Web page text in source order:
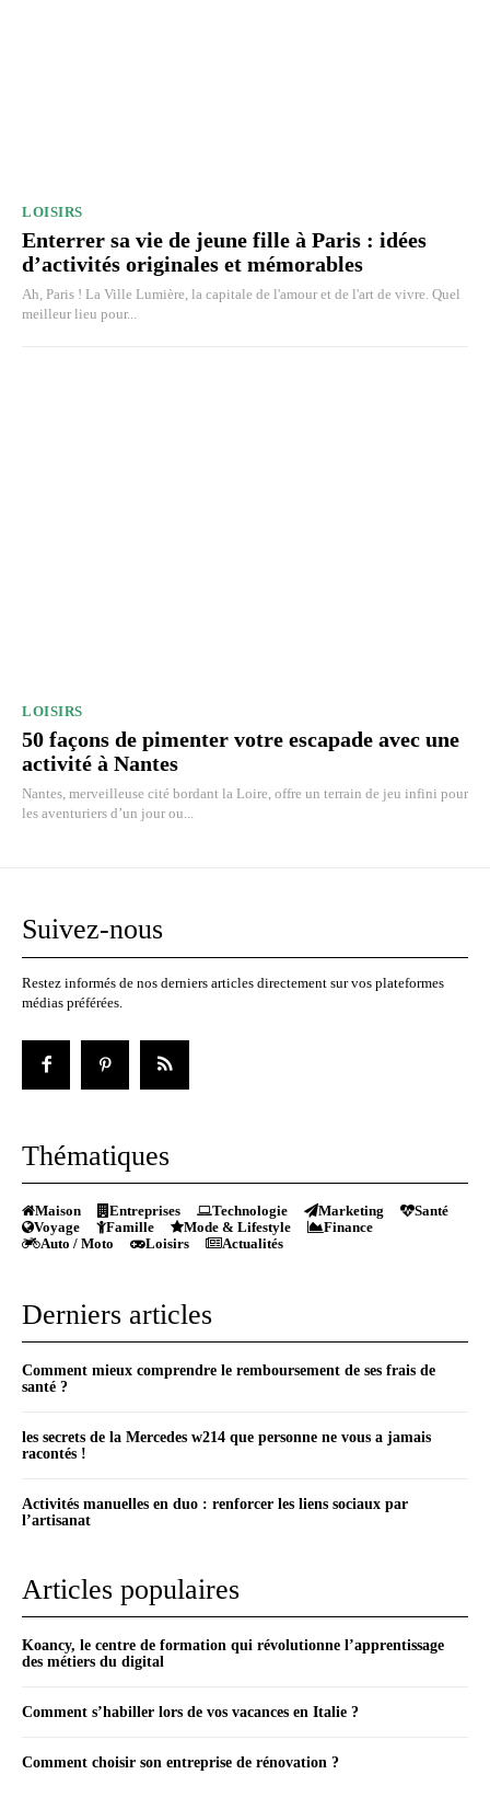
LOISIRS
Enterrer sa vie de jeune fille à Paris : idées
d’activités originales et mémorables
Ah, Paris ! La Ville Lumière, la capitale de l'amour et de l'art de vivre. Quel
meilleur lieu pour...
LOISIRS
50 façons de pimenter votre escapade avec une
activité à Nantes
Nantes, merveilleuse cité bordant la Loire, offre un terrain de jeu infini pour
les aventuriers d’un jour ou...
Suivez-nous
Restez informés de nos derniers articles directement sur vos plateformes
médias préférées.
Thématiques
Maison Entreprises Technologie Marketing
Santé
Voyage
Famille Mode & Lifestyle
Finance
Auto / Moto
Loisirs Actualités
Derniers articles
Comment mieux comprendre le remboursement de ses frais de
santé ?
les secrets de la Mercedes w214 que personne ne vous a jamais
racontés !
Activités manuelles en duo : renforcer les liens sociaux par
l’artisanat
Articles populaires
Koancy, le centre de formation qui révolutionne l’apprentissage
des métiers du digital
Comment s’habiller lors de vos vacances en Italie ?
Comment choisir son entreprise de rénovation ?